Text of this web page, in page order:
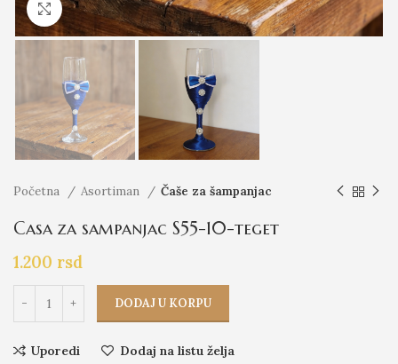
Click to enlarge
Početna Asortiman Čaše za šampanjac
Casa za sampanjac S55-10-teget
1.200 rsd
DODAJ U KORPU
Uporedi Dodaj na listu želja